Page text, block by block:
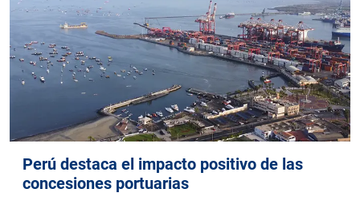
Perú destaca el impacto positivo de las
concesiones portuarias